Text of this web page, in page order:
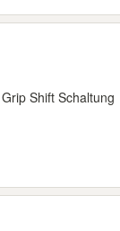
Shift Schaltung